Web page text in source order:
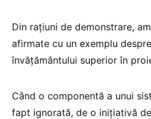
Din rațiuni de demonstrare,
afirmate cu un exemplu
învățământului superior în
Când o componentă a unui
fapt ignorată, de o inițiativă